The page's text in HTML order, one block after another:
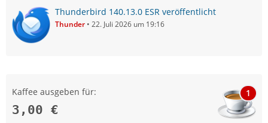
Thunderbird 140.13.0 ESR veröffentlicht
Thunder 22. Juli 2026 um 19:16
Kaffee ausgeben für:
3,00 €
1